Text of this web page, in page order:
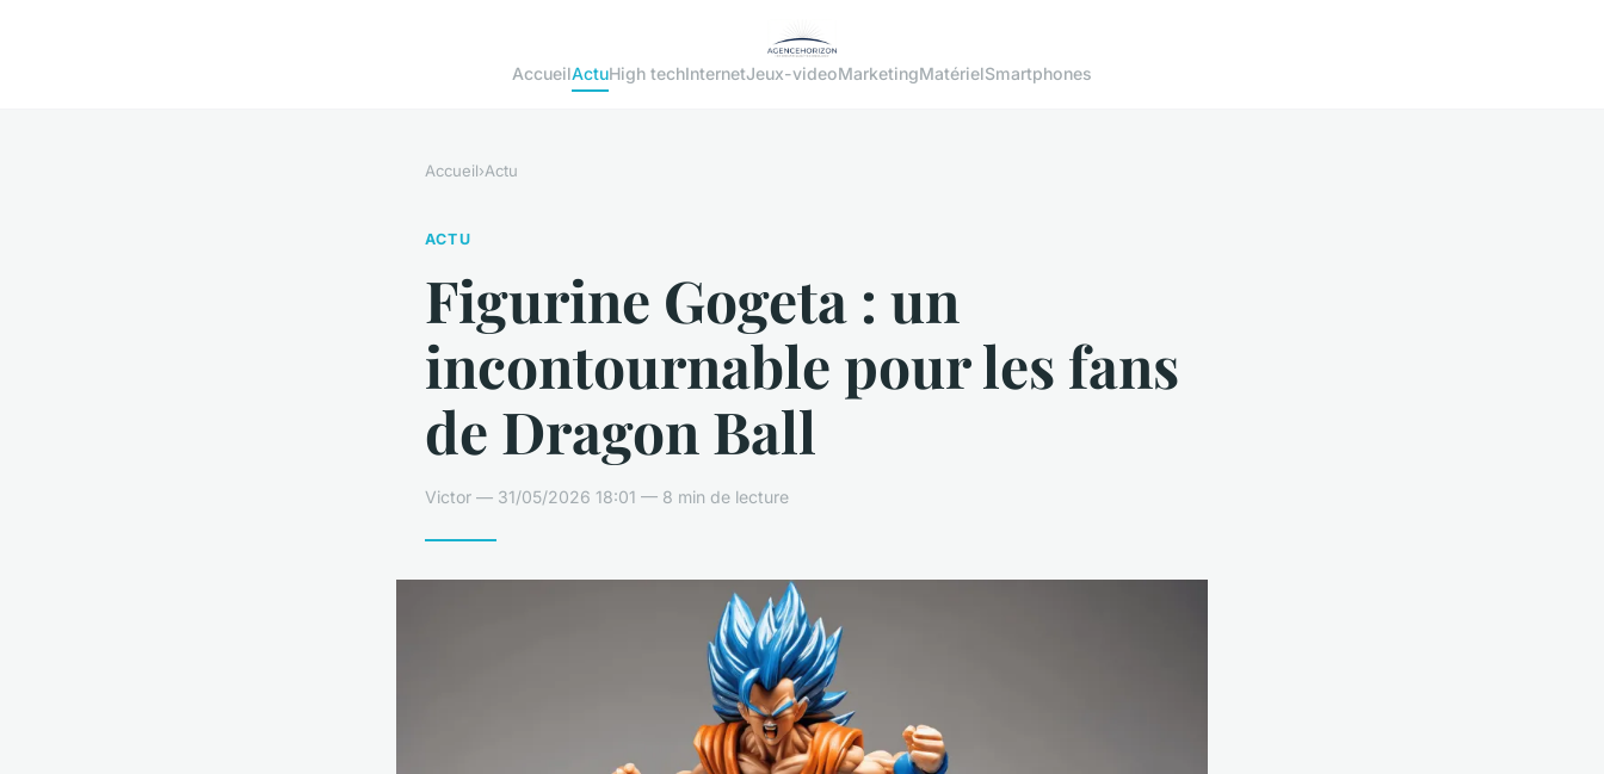
AccueilActuHigh techInternetJeux-videoMarketingMatérielSmartphones
Accueil›Actu
ACTU
Figurine Gogeta : un
incontournable pour les fans
de Dragon Ball
Victor — 31/05/2026 18:01 — 8 min de lecture